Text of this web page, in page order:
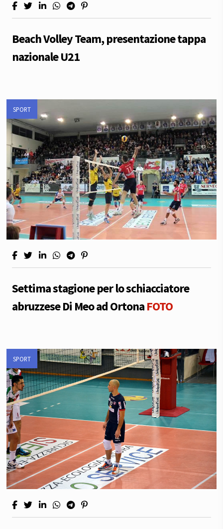
Beach Volley Team, presentazione tappa
nazionale U21
SPORT
Settima stagione per lo schiacciatore
abruzzese Di Meo ad OrtonaFOTO
SPORT